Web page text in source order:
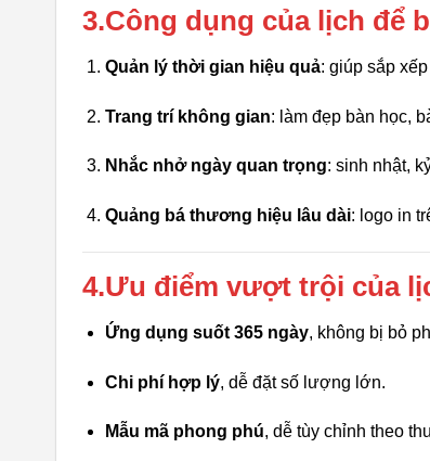
3.Công dụng của lịch để
Quản lý thời gian hiệu quả: giúp sắp
Trang trí không gian: làm đẹp bàn học,
Nhắc nhở ngày quan trọng: sinh nhật,
Quảng bá thương hiệu lâu dài: logo in
4.Ưu điểm vượt trội của
Ứng dụng suốt 365 ngày, không bị bỏ
Chi phí hợp lý, dễ đặt số lượng lớn.
Mẫu mã phong phú, dễ tùy chỉnh theo